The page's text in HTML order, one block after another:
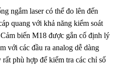
ngắm laser có thể đo lên đến
quang với khả năng kiểm soát
biến M18 được gắn cố định lý
với các đầu ra analog dễ dàng
phù hợp để kiểm tra các chỉ số